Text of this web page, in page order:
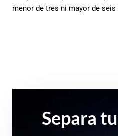
menor de tres ni mayor de seis
Separa